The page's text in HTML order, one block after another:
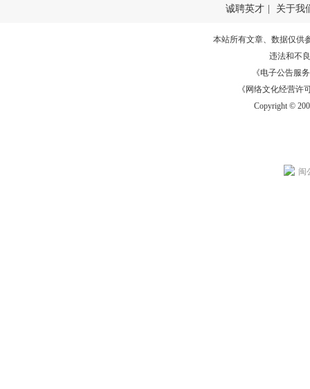
诚聘英才 关于我
本站所有文章、数据仅供
违法和不
《电子公告服务
《网络文化经营许
Copyright ©
闽